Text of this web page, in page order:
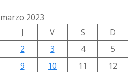
marzo 2023
J V S
D
2 3 4
5
9 10 11
12